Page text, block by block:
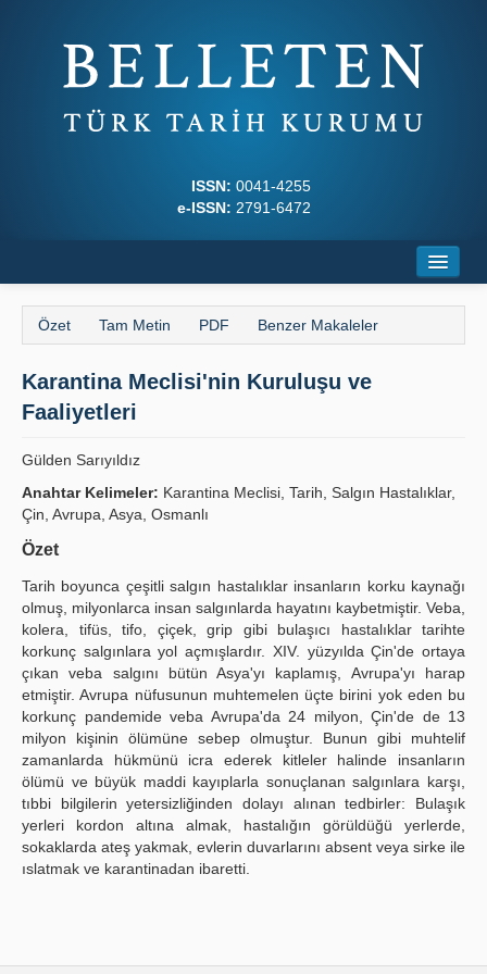
ISSN: 0041-4255
e-ISSN: 2791-6472
Hakkında
Dergi Kurulları
Yazım Kuralları
Yayın Politikaları
Kılavuzlar
İletişim
Özet Tam Metin PDF Benzer Makaleler
Karantina Meclisi'nin Kuruluşu ve
Faaliyetleri
Gülden Sarıyıldız
Anahtar Kelimeler: Karantina Meclisi, Tarih, Salgın Hastalıklar,
Çin, Avrupa, Asya, Osmanlı
Özet
Tarih boyunca çeşitli salgın hastalıklar insanların korku kaynağı
olmuş, milyonlarca insan salgınlarda hayatını kaybetmiştir. Veba,
kolera, tifüs, tifo, çiçek, grip gibi bulaşıcı hastalıklar tarihte
korkunç salgınlara yol açmışlardır. XIV. yüzyılda Çin'de ortaya
çıkan veba salgını bütün Asya'yı kaplamış, Avrupa'yı harap
etmiştir. Avrupa nüfusunun muhtemelen üçte birini yok eden bu
korkunç pandemide veba Avrupa'da 24 milyon, Çin'de de 13
milyon kişinin ölümüne sebep olmuştur. Bunun gibi muhtelif
zamanlarda hükmünü icra ederek kitleler halinde insanların
ölümü ve büyük maddi kayıplarla sonuçlanan salgınlara karşı,
tıbbi bilgilerin yetersizliğinden dolayı alınan tedbirler: Bulaşık
yerleri kordon altına almak, hastalığın görüldüğü yerlerde,
sokaklarda ateş yakmak, evlerin duvarlarını absent veya sirke ile
ıslatmak ve karantinadan ibaretti.